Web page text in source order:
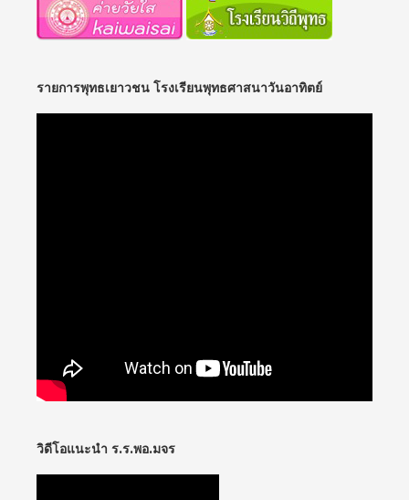
รายการพุทธเยาวชน โรงเรียนพุทธศาสนาวันอาทิตย์
วิดีโอแนะนำ ร.ร.พอ.มจร